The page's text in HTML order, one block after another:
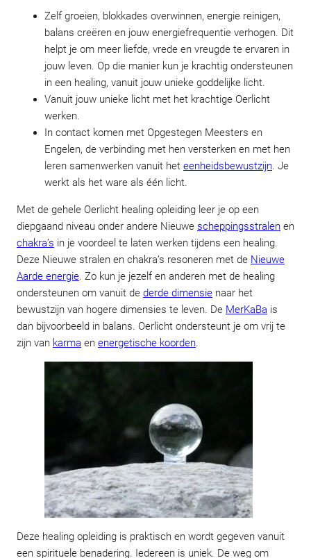
Zelf groeien, blokkades overwinnen, energie reinigen,
balans creëren en jouw energiefrequentie verhogen. Dit
helpt je om meer liefde, vrede en vreugde te ervaren in
jouw leven. Op die manier kun je krachtig ondersteunen
in een healing, vanuit jouw unieke goddelijke licht.
Vanuit jouw unieke licht met het krachtige Oerlicht
werken.
In contact komen met Opgestegen Meesters en
Engelen, de verbinding met hen versterken en met hen
leren samenwerken vanuit het eenheidsbewustzijn. Je
werkt als het ware als één licht.
Met de gehele Oerlicht healing opleiding leer je op een
diepgaand niveau onder andere Nieuwe scheppingsstralen en
chakra’s in je voordeel te laten werken tijdens een healing.
Deze Nieuwe stralen en chakra’s resoneren met de Nieuwe
Aarde energie. Zo kun je jezelf en anderen met de healing
ondersteunen om vanuit de derde dimensie naar het
bewustzijn van hogere dimensies te leven. De MerKaBa is
dan bijvoorbeeld in balans. Oerlicht ondersteunt je om vrij te
zijn van karma en energetische koorden.
Deze healing opleiding is praktisch en wordt gegeven vanuit
een spirituele benadering. Iedereen is uniek. De weg om